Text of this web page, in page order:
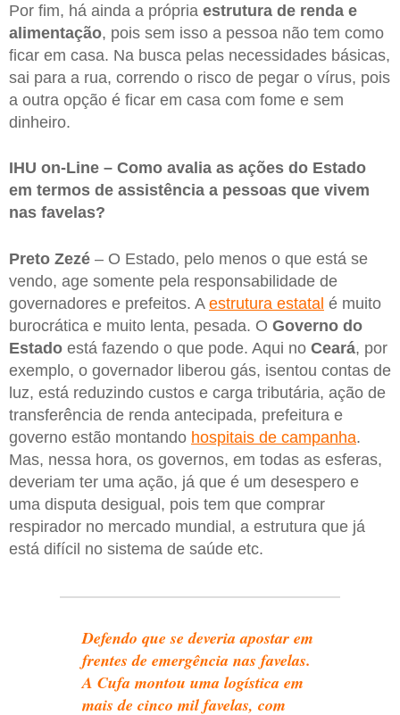
Por fim, há ainda a própria estrutura de renda e
alimentação, pois sem isso a pessoa não tem como
ficar em casa. Na busca pelas necessidades básicas,
sai para a rua, correndo o risco de pegar o vírus, pois
a outra opção é ficar em casa com fome e sem
dinheiro.
IHU on-Line – Como avalia as ações do Estado
em termos de assistência a pessoas que vivem
nas favelas?
Preto Zezé – O Estado, pelo menos o que está se
vendo, age somente pela responsabilidade de
governadores e prefeitos. A estrutura estatal é muito
burocrática e muito lenta, pesada. O Governo do
Estado está fazendo o que pode. Aqui no Ceará, por
exemplo, o governador liberou gás, isentou contas de
luz, está reduzindo custos e carga tributária, ação de
transferência de renda antecipada, prefeitura e
governo estão montando hospitais de campanha.
Mas, nessa hora, os governos, em todas as esferas,
deveriam ter uma ação, já que é um desespero e
uma disputa desigual, pois tem que comprar
respirador no mercado mundial, a estrutura que já
está difícil no sistema de saúde etc.
Defendo que se deveria apostar em
frentes de emergência nas favelas.
A Cufa montou uma logística em
mais de cinco mil favelas, com